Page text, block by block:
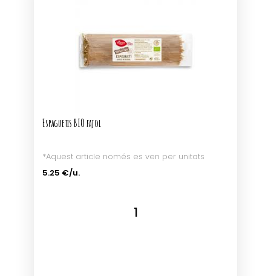
Espaguetis BIO fajol
*Aquest article només es ven per unitats
5.25 €/u.